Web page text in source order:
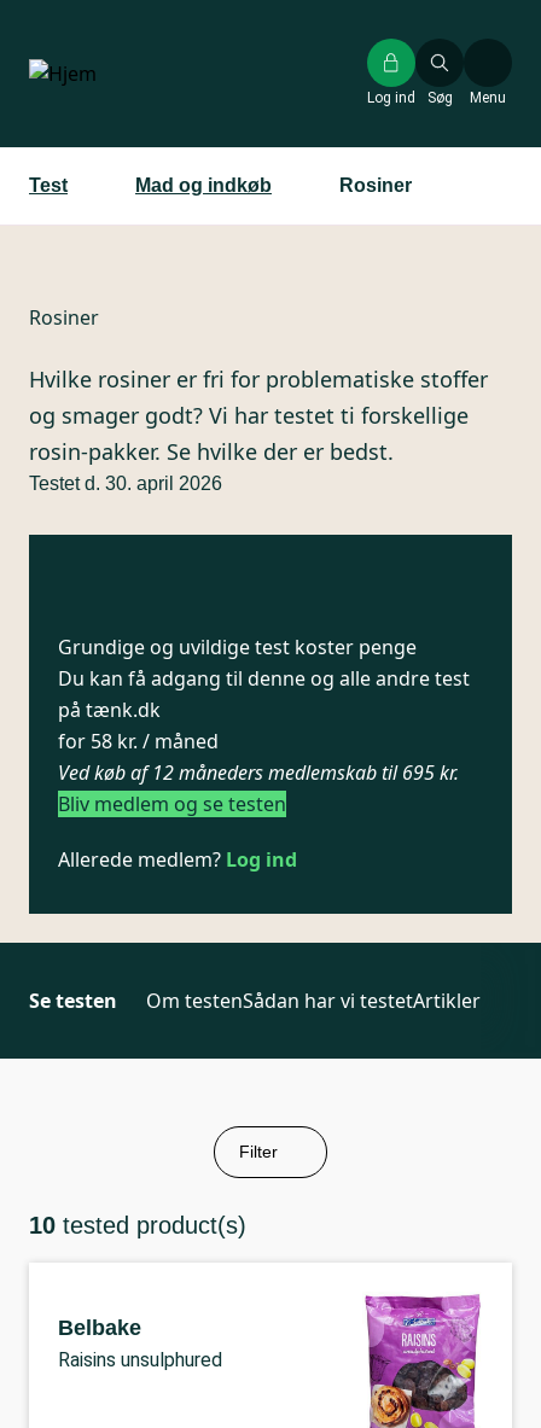
hovedindhold
Søg
Log ind Menu
Test Mad og indkøb Rosiner
Rosiner
Hvilke rosiner er fri for problematiske stoffer
og smager godt? Vi har testet ti forskellige
rosin-pakker. Se hvilke der er bedst.
Testet d. 30. april 2026
Grundige og uvildige test koster penge
Du kan få adgang til denne og alle andre test
på tænk.dk
for 58 kr. / måned
Ved køb af 12 måneders medlemskab til 695 kr.
Bliv medlem og se testen
Allerede medlem? Log ind
Se testen Om testenSådan har vi testetArtikler
Filter
10 tested product(s)
Belbake
Raisins unsulphured